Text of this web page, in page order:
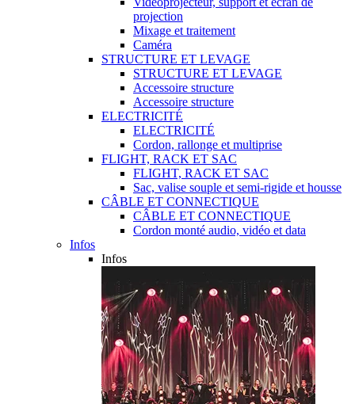
projection
Mixage et traitement
Caméra
STRUCTURE ET LEVAGE
STRUCTURE ET LEVAGE
Accessoire structure
Accessoire structure
ELECTRICITÉ
ELECTRICITÉ
Cordon, rallonge et multiprise
FLIGHT, RACK ET SAC
FLIGHT, RACK ET SAC
Sac, valise souple et semi-rigide et housse
CÂBLE ET CONNECTIQUE
CÂBLE ET CONNECTIQUE
Cordon monté audio, vidéo et data
Infos
Infos